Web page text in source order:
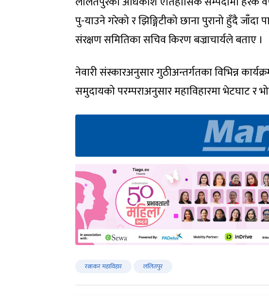
पु-याउने गरेको र झिङ्गिटीको छाना पुरानो हुँदै
संरक्षण समितिका सचिव किरण बज्राचार्यले बताए ।
नेवारी संस्कारअनुसार गुठीअन्तर्गतका विभिन्न
समुदायको परम्पराअनुसार महाविहारमा भेटघाट र
रत्नाकर महाविहार ललितपुर